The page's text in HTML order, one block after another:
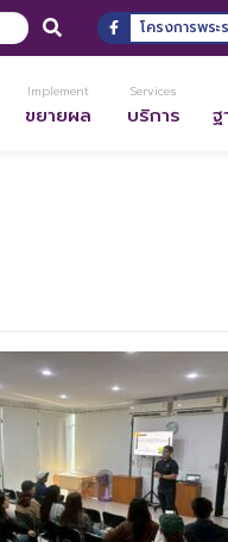
โครงการพร
Implement
ขยายผล
Services
บริการ ฐ